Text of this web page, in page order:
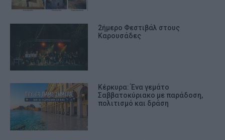
2ήμερο Φεστιβάλ στους
Καρουσάδες
Κέρκυρα: Ένα γεμάτο
Σαββατοκύριακο με παράδοση,
πολιτισμό και δράση